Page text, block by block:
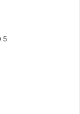
5